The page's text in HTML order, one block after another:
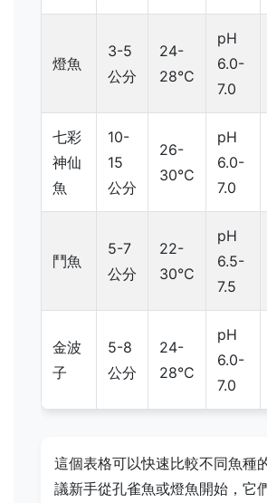
燈魚
3-5
公分
24-
28°C
pH
6.0-
7.0
七彩
神仙
魚
10-
15
公分
26-
30°C
pH
6.0-
7.0
鬥魚
5-7
公分
22-
30°C
pH
6.5-
7.5
金波
子
5-8
公分
24-
28°C
pH
6.0-
7.0
這個表格可以快速比較不同魚種
議新手從孔雀魚或燈魚開始，它